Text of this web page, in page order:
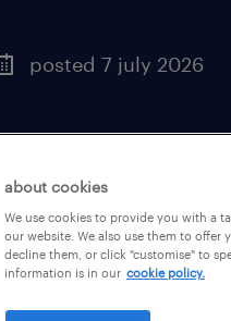
posted 7 july 2026
about cookies
We use cookies to provide you with a
our website. We also use them to offer
decline them, or click "customise" to
information is in our cookie policy.